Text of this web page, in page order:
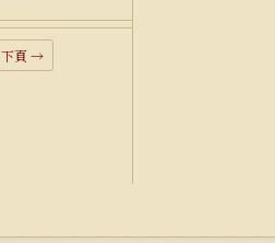
下頁 →